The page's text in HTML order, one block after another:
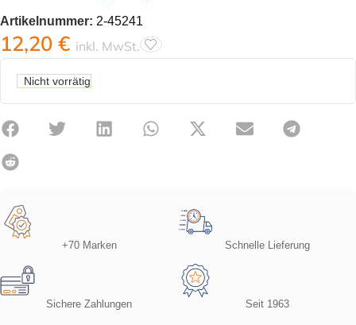
Artikelnummer: 2-45241
12,20 € inkl. MwSt.
Nicht vorrätig
+70 Marken Schnelle Lieferung
Sichere Zahlungen Seit 1963